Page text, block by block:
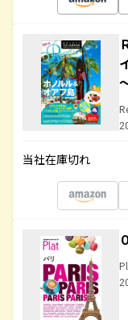
当社在庫切れ